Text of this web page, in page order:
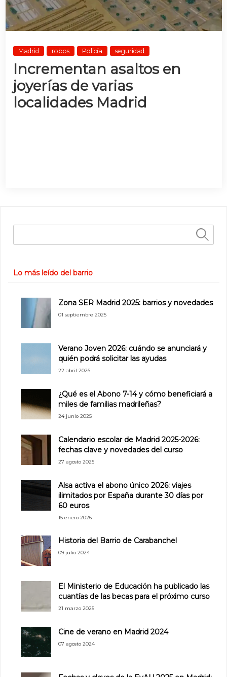
Madrid robos Policía seguridad
Incrementan asaltos en
joyerías de varias
localidades Madrid
Lo más leído del barrio
Zona SER Madrid 2025: barrios y novedades
01 septiembre 2025
Verano Joven 2026: cuándo se anunciará y
quién podrá solicitar las ayudas
22 abril 2026
¿Qué es el Abono 7-14 y cómo beneficiará a
miles de familias madrileñas?
24 junio 2025
Calendario escolar de Madrid 2025-2026:
fechas clave y novedades del curso
27 agosto 2025
Alsa activa el abono único 2026: viajes
ilimitados por España durante 30 días por
60 euros
15 enero 2026
Historia del Barrio de Carabanchel
09 julio 2024
El Ministerio de Educación ha publicado las
cuantías de las becas para el próximo curso
21 marzo 2025
Cine de verano en Madrid 2024
07 agosto 2024